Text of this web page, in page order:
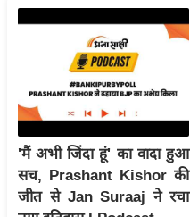
ज्ञ
ज
खे
ल
क्रि
'मैं अभी जिंदा हूं' का वादा हुआ
सच, Prashant Kishor की
जीत से Jan Suraaj ने रचा